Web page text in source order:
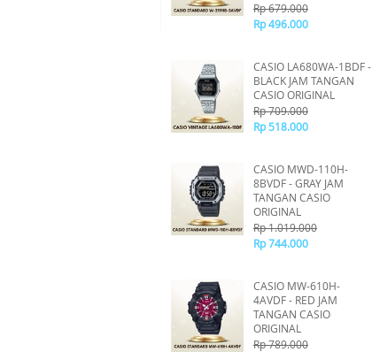
Rp 679.000
Rp 496.000
CASIO LA680WA-1BDF -
BLACK JAM TANGAN
CASIO ORIGINAL
Rp 709.000
Rp 518.000
CASIO MWD-110H-
8BVDF - GRAY JAM
TANGAN CASIO
ORIGINAL
Rp 1.019.000
Rp 744.000
CASIO MW-610H-
4AVDF - RED JAM
TANGAN CASIO
ORIGINAL
Rp 789.000